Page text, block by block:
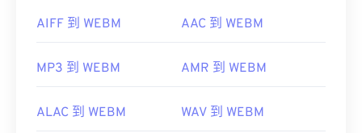
AIFF 到 WEBM AAC 到 WEBM
MP3 到 WEBM AMR 到 WEBM
ALAC 到 WEBM WAV 到 WEBM